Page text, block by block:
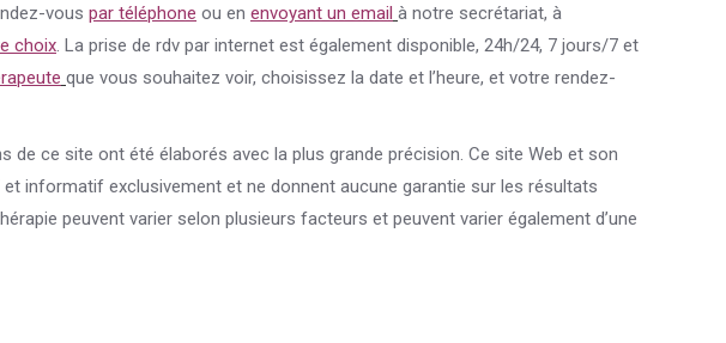
vous par téléphone ou en envoyant un email à notre secrétariat, à
choix. La prise de rdv par internet est également disponible, 24h/24, 7 jours/7 et
que vous souhaitez voir, choisissez la date et l’heure, et votre rendez-
de ce site ont été élaborés avec la plus grande précision. Ce site Web et son
informatif exclusivement et ne donnent aucune garantie sur les résultats
peuvent varier selon plusieurs facteurs et peuvent varier également d’une